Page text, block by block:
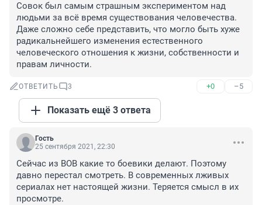
Совок был самым страшным экспериментом над
людьми за всё время существования человечества.
Даже сложно себе представить, что могло быть хуже
радикальнейшего изменения естественного
человеческого отношения к жизни, собственности и
правам личности.
ОТВЕТИТЬ 3 +0 –5
Показать ещё 3 ответа
Гость
25 сентября 2021, 22:30
Сейчас из ВОВ какие то боевики делают. Поэтому
давно перестал смотреть. В современных лживых
сериалах нет настоящей жизни. Теряется смысл в их
просмотре.